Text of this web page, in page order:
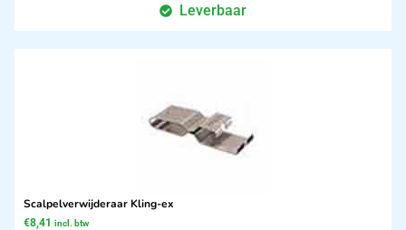
Leverbaar
Scalpelverwijderaar Kling-ex
€8,41 incl. btw